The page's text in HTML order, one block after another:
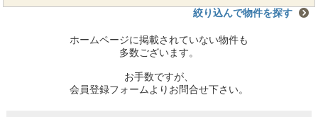
絞り込んで物件を探す
ホームページに掲載されていない物件も
多数ございます。
お手数ですが、
会員登録フォームよりお問合せ下さい。